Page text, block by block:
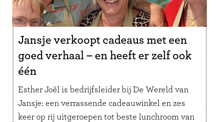
Jansje verkoopt cadeaus met een
goed verhaal – en heeft er zelf ook
één
Esther Joël is bedrijfsleider bij De Wereld van
Jansje: een verrassende cadeauwinkel en zes
keer op rij uitgeroepen tot beste lunchroom van